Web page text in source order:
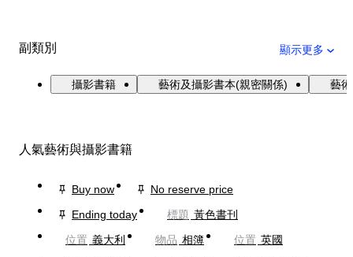
副類別 顯示更多
攝影書籍 藝術及攝影書本(親密關係) 藝
人氣藝術與攝影書籍
Buy now
No reserve price
Ending today
標題 黃色書刊
位置 義大利 物品 相簿 位置 英國